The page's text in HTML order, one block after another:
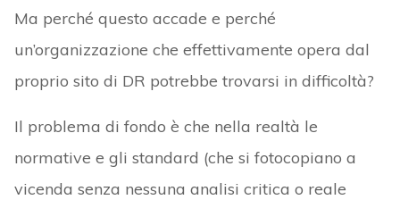
Ma perché questo accade e perché
un’organizzazione che effettivamente opera dal
proprio sito di DR potrebbe trovarsi in difficoltà?
Il problema di fondo è che nella realtà le
normative e gli standard (che si fotocopiano a
vicenda senza nessuna analisi critica o reale